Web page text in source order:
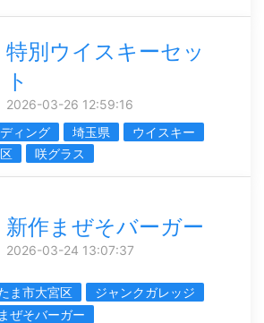
特別ウイスキーセッ
ト
2026-03-26 12:59:16
ィング
埼玉県
ウイスキー
咲グラス
新作まぜそバーガー
2026-03-24 13:07:37
ま市大宮区
ジャンクガレッジ
まぜそバーガー